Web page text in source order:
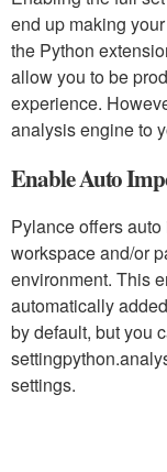
end up making
the Python
allow you to be
experience.
analysis engine to
Enable Auto
Pylance offers
workspace and/or
environment. This
automatically
by default, but you
setting
settings.